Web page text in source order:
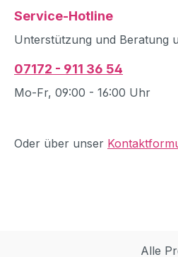
Service-Hotline
Unterstützung und Beratung
07172 - 911 36 54
Mo-Fr, 09:00 - 16:00 Uhr
Oder über unser
Alle